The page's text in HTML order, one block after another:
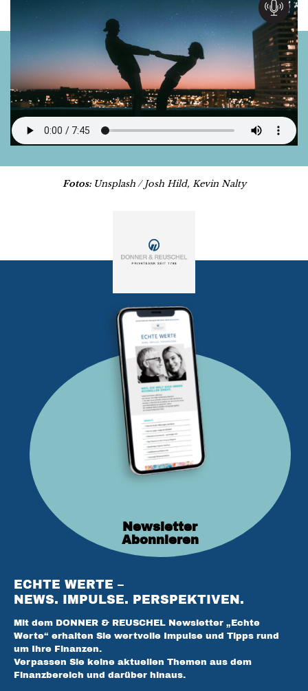
Fotos: Unsplash / Josh Hild, Kevin Nalty
ECHTE WERTE –
NEWS. IMPULSE. PERSPEKTIVEN.
Mit dem DONNER & REUSCHEL Newsletter „Echte
Werte“ erhalten Sie wertvolle Impulse und Tipps rund
um Ihre Finanzen.
Verpassen Sie keine aktuellen Themen aus dem
Finanzbereich und darüber hinaus.
Newsletter
Abonnieren